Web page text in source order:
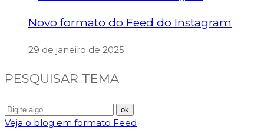
Novo formato do Feed do Instagram
29 de janeiro de 2025
PESQUISAR TEMA
Veja o blog em formato Feed